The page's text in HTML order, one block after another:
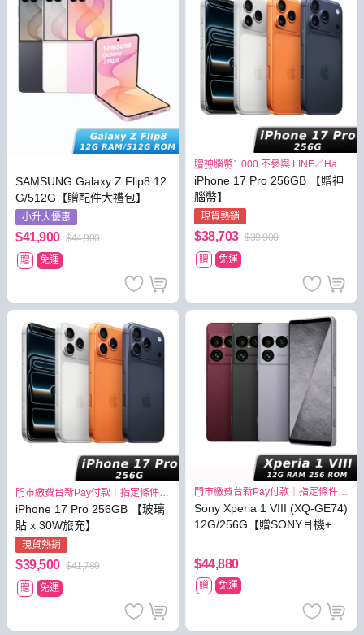
SAMSUNG Galaxy Z Flip8 12
G/512G【贈配件大禮包】
小升大優惠
$41,900 $44,900
贈
免運
贈神腦幣1,000 不參與 LINE／Hami
iPhone 17 Pro 256GB 【贈神
腦幣】
現貨熱銷
$38,703 $39,900
贈
免運
門市繳費台新Pay付款｜指定條件最
iPhone 17 Pro 256GB 【玻璃
貼 x 30W旅充】
現貨熱銷
$39,500 $41,780
贈
免運
門市繳費台新Pay付款｜指定條件最
Sony Xperia 1 VIII (XQ-GE74)
12G/256G【贈SONY耳機+原
$44,880
贈 免運